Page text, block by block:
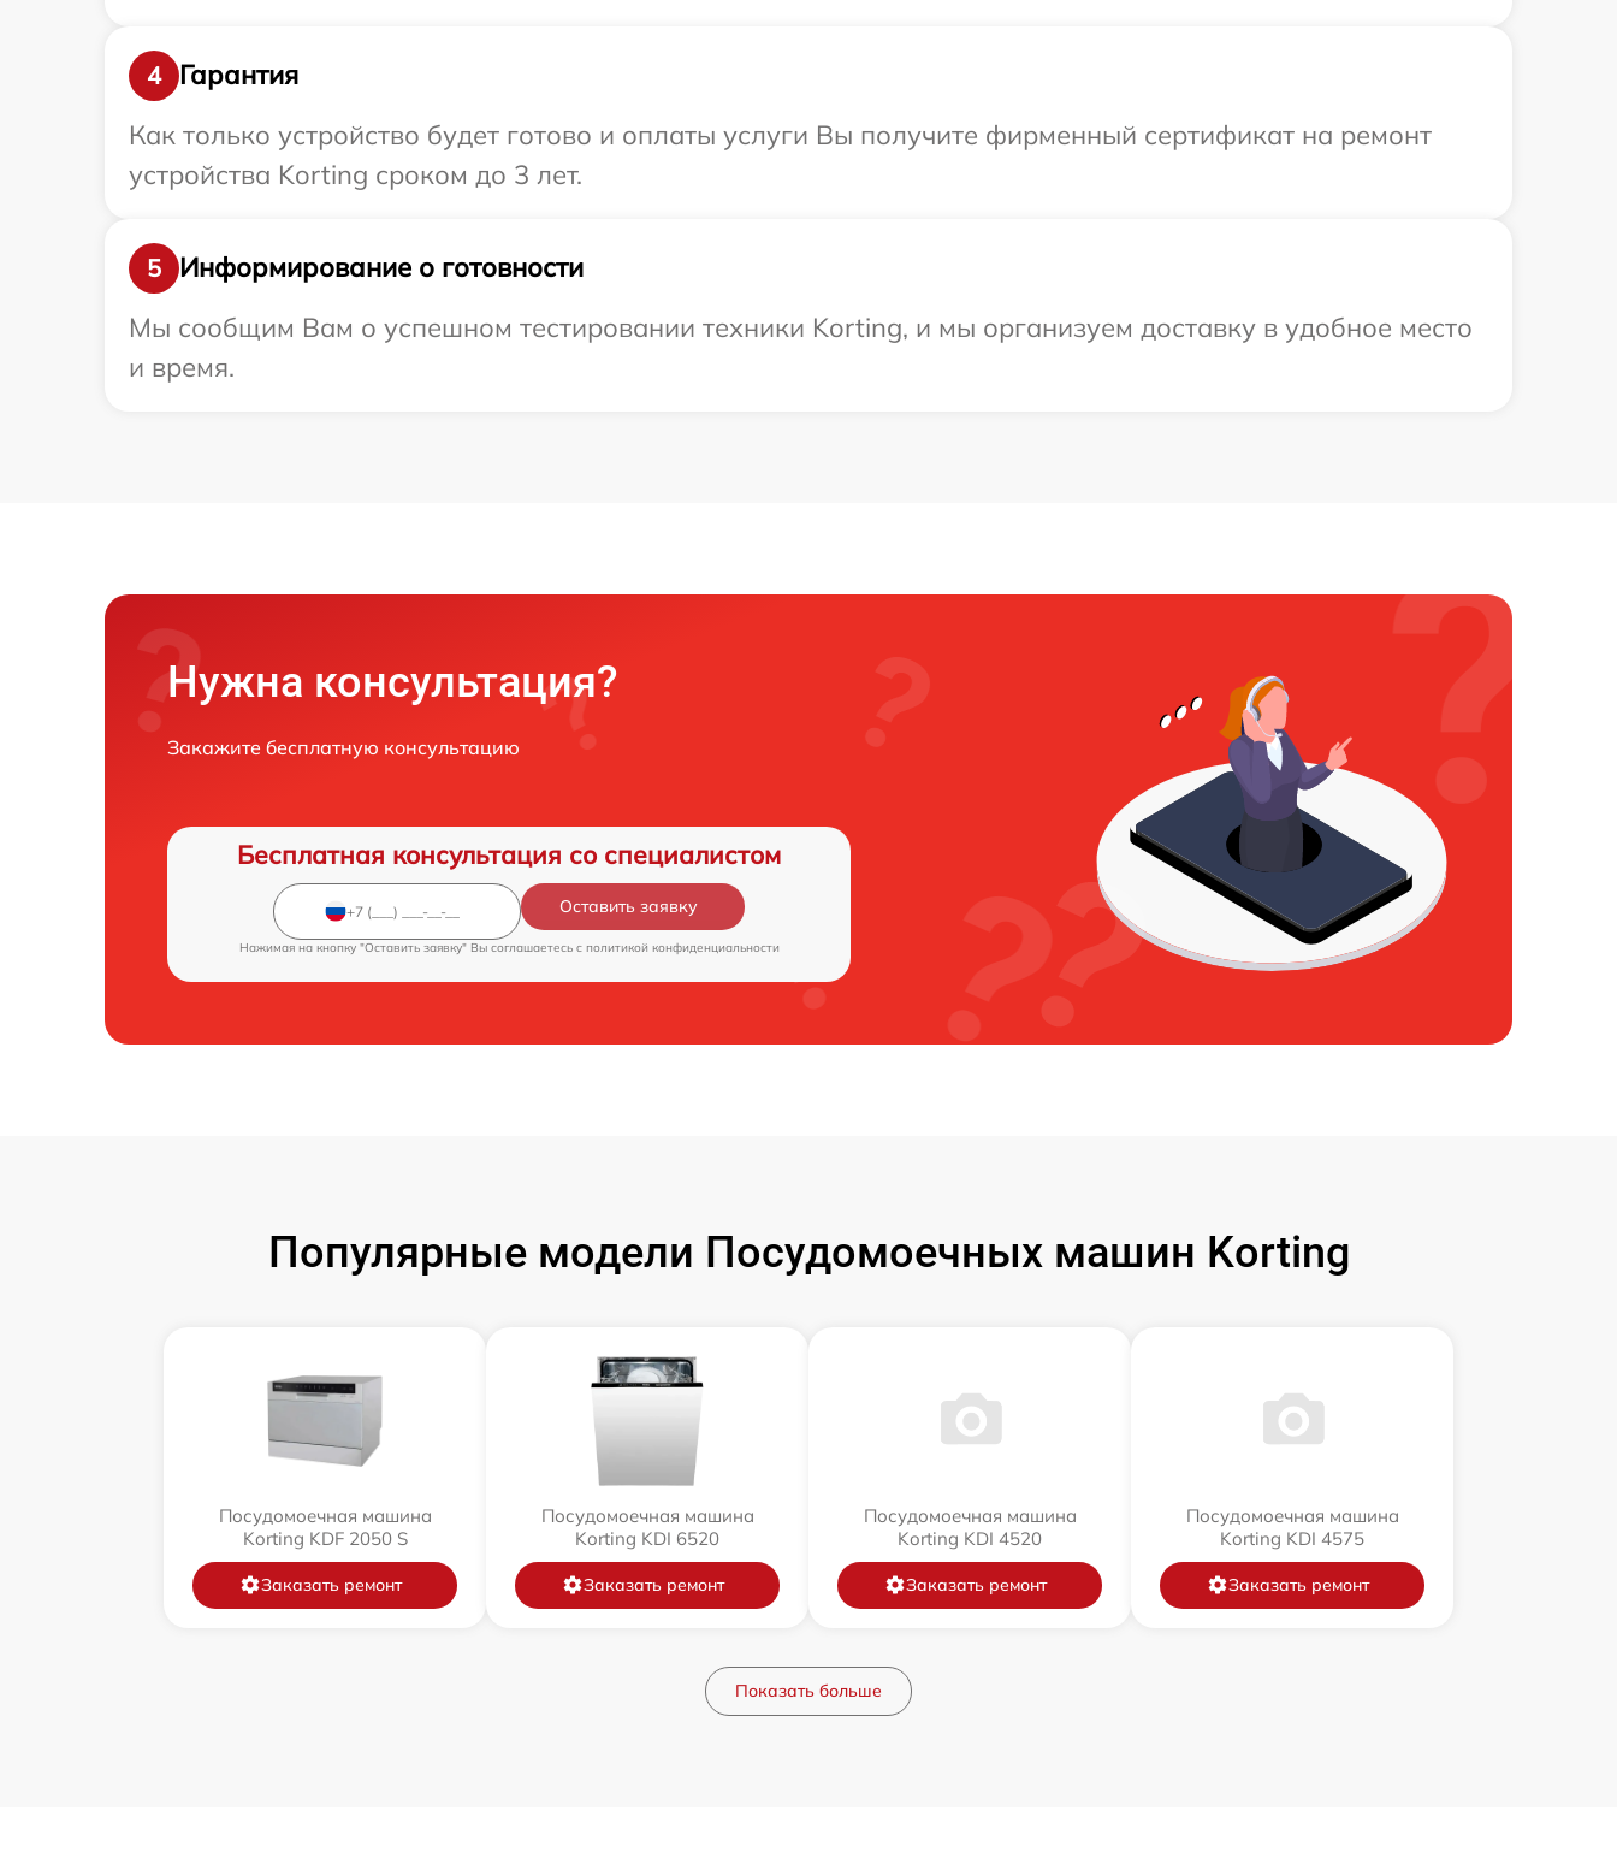
4
Гарантия
Как только устройство будет готово и оплаты услуги Вы получите фирменный сертификат на ремонт
устройства Korting сроком до 3 лет.
5
Информирование о готовности
Мы сообщим Вам о успешном тестировании техники Korting, и мы организуем доставку в удобное место
и время.
Нужна консультация?
Закажите бесплатную консультацию
Бесплатная консультация со специалистом
Оставить заявку
Нажимая на кнопку "Оставить заявку" Вы соглашаетесь c политикой конфиденциальности
Популярные модели Посудомоечных машин Korting
Посудомоечная машина
Korting KDF 2050 S
Заказать ремонт
Посудомоечная машина
Korting KDI 6520
Заказать ремонт
Посудомоечная машина
Korting KDI 4520
Заказать ремонт
Посудомоечная машина
Korting KDI 4575
Заказать ремонт
Показать больше